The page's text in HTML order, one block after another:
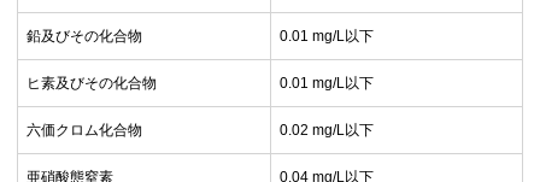
鉛及びその化合物 0.01 mg/L以下
ヒ素及びその化合物 0.01 mg/L以下
六価クロム化合物 0.02 mg/L以下
亜硝酸態窒素 0.04 mg/L以下